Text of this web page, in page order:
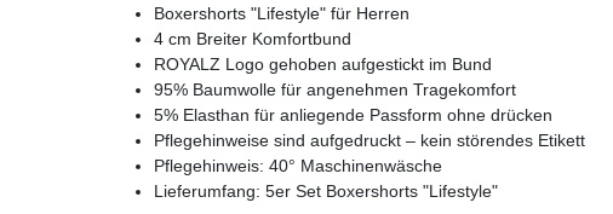
Boxershorts "Lifestyle" für Herren
4 cm Breiter Komfortbund
ROYALZ Logo gehoben aufgestickt im Bund
95% Baumwolle für angenehmen Tragekomfort
5% Elasthan für anliegende Passform ohne drücken
Pflegehinweise sind aufgedruckt – kein störendes Etikett
Pflegehinweis: 40° Maschinenwäsche
Lieferumfang: 5er Set Boxershorts "Lifestyle"